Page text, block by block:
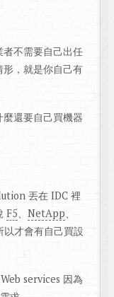
不需要自己出任
，就是你自己有
還要自己買機器
丟在 IDC 裡
F5 NetApp
以才會有自己買設
services 因為